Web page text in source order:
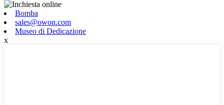
Bomba
sales@owon.com
Museo di Dedicazione
x